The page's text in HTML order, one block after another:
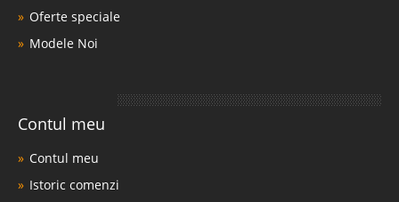
Oferte speciale
Modele Noi
Contul meu
Contul meu
Istoric comenzi